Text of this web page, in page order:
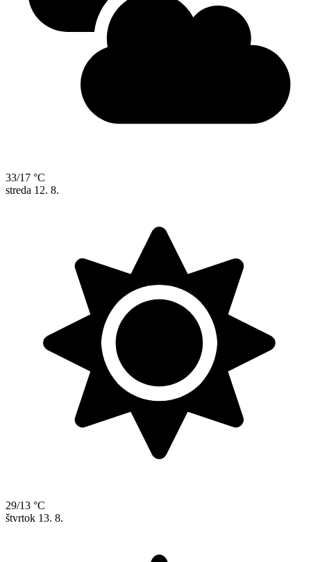
33/17 °C
streda 12. 8.
29/13 °C
štvrtok 13. 8.